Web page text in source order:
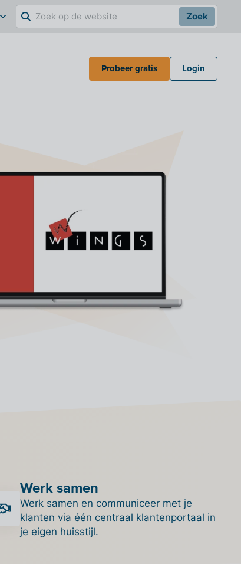
Zoek
Probeer gratis Login
Werk samen
Werk samen en communiceer met je
klanten via één centraal klantenportaal in
je eigen huisstijl.